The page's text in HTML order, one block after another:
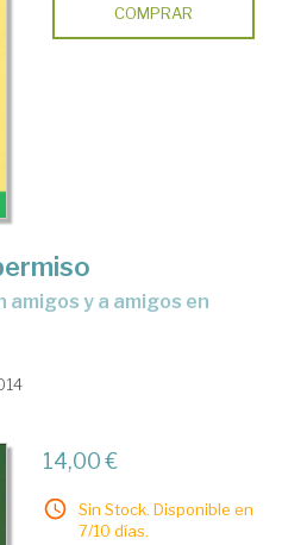
COMPRAR
14,00 €
Sin Stock. Disponible en
7/10 días.